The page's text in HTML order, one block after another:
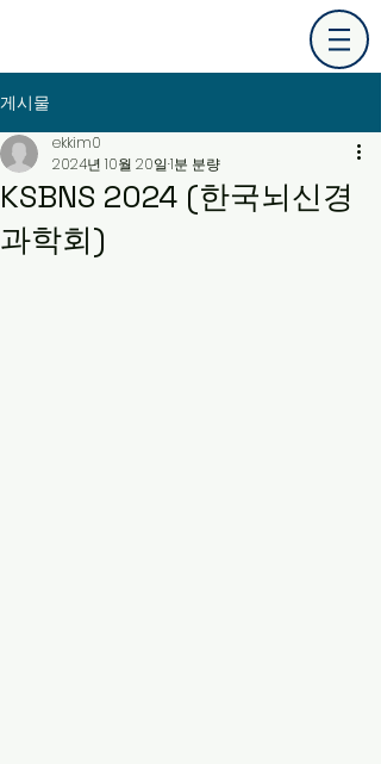
게시물
KSBNS 2024 (한국뇌신경
과학회)
ekkim0
2024년 10월 20일1분 분량